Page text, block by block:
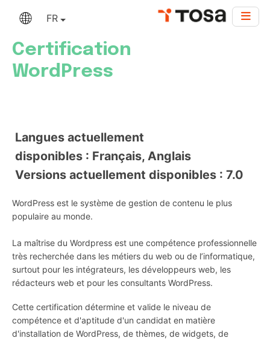
FR
Certification
WordPress
Langues actuellement
disponibles : Français, Anglais
Versions actuellement disponibles : 7.0
WordPress est le système de gestion de contenu le plus
populaire au monde.
La maîtrise du Wordpress est une compétence professionnelle
très recherchée dans les métiers du web ou de l’informatique,
surtout pour les intégrateurs, les développeurs web, les
rédacteurs web et pour les consultants WordPress.
Cette certification détermine et valide le niveau de
compétence et d'aptitude d'un candidat en matière
d'installation de WordPress, de thèmes, de widgets, de